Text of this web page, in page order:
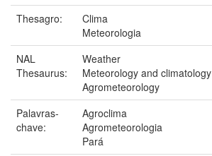
Thesagro:
Clima
Meteorologia
NAL
Thesaurus:
Weather
Meteorology and climatology
Agrometeorology
Palavras-
chave:
Agroclima
Agrometeorologia
Pará